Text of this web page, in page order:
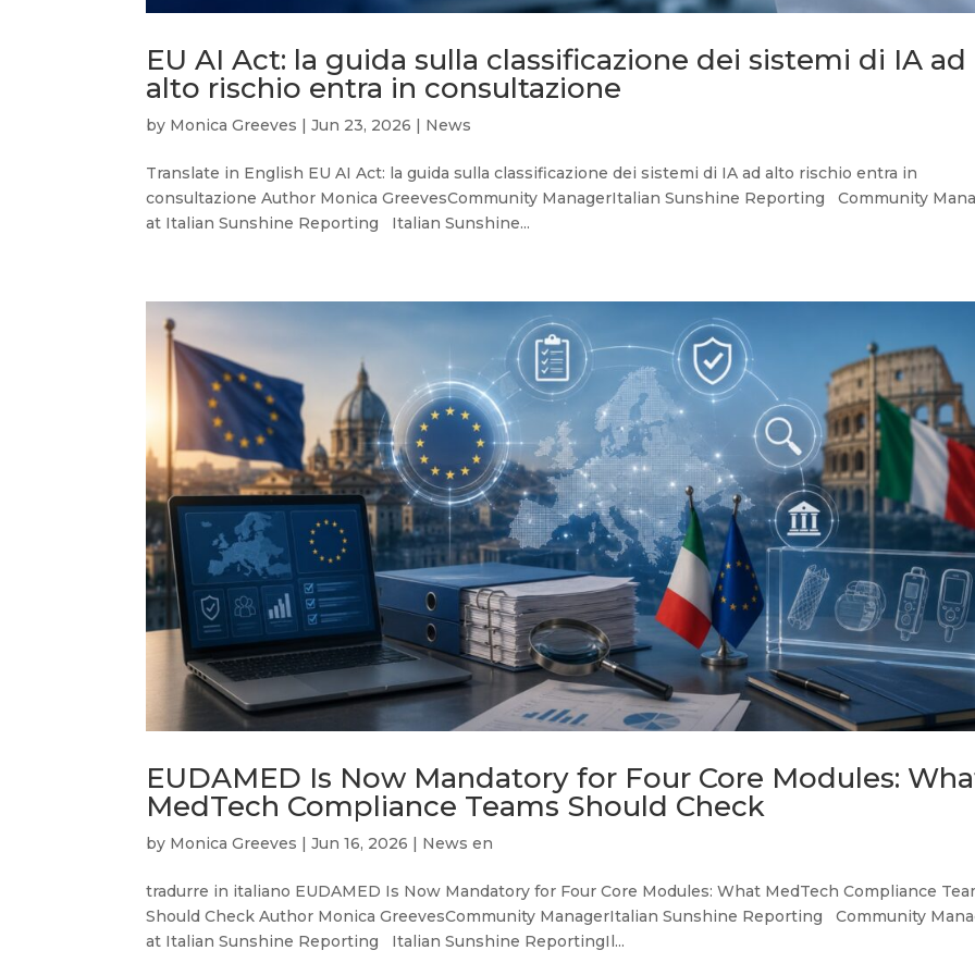
EU AI Act: la guida sulla classificazione dei sistemi di IA ad
alto rischio entra in consultazione
by Monica Greeves |Jun 23, 2026 | News
Translate in English EU AI Act: la guida sulla classificazione dei sistemi di IA ad alto rischio entra in
consultazione Author Monica GreevesCommunity ManagerItalian Sunshine Reporting Community
at Italian Sunshine Reporting Italian Sunshine...
EUDAMED Is Now Mandatory for Four Core Modules:
MedTech Compliance Teams Should Check
by Monica Greeves |Jun 16, 2026 | News en
tradurre in italiano EUDAMED Is Now Mandatory for Four Core Modules: What MedTech Compliance
Should Check Author Monica GreevesCommunity ManagerItalian Sunshine Reporting Community
at Italian Sunshine Reporting Italian Sunshine ReportingIl...